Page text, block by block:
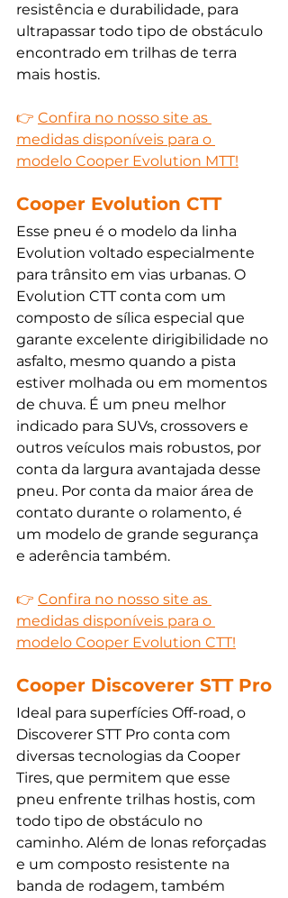
resistência e durabilidade, para
ultrapassar todo tipo de obstáculo
encontrado em trilhas de terra
mais hostis.
👉 Confira no nosso site as
medidas disponíveis para o
modelo Cooper Evolution MTT!
Cooper Evolution CTT
Esse pneu é o modelo da linha
Evolution voltado especialmente
para trânsito em vias urbanas. O
Evolution CTT conta com um
composto de sílica especial que
garante excelente dirigibilidade no
asfalto, mesmo quando a pista
estiver molhada ou em momentos
de chuva. É um pneu melhor
indicado para SUVs, crossovers e
outros veículos mais robustos, por
conta da largura avantajada desse
pneu. Por conta da maior área de
contato durante o rolamento, é
um modelo de grande segurança
e aderência também.
👉 Confira no nosso site as
medidas disponíveis para o
modelo Cooper Evolution CTT!
Cooper Discoverer STT Pro
Ideal para superfícies Off-road, o
Discoverer STT Pro conta com
diversas tecnologias da Cooper
Tires, que permitem que esse
pneu enfrente trilhas hostis, com
todo tipo de obstáculo no
caminho. Além de lonas reforçadas
e um composto resistente na
banda de rodagem, também